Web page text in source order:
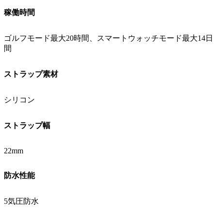
稼働時間
ゴルフモード最大20時間、スマートウォッチモード最大14日
間
ストラップ素材
シリコン
ストラップ幅
22mm
防水性能
5気圧防水